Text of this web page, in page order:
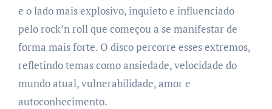
e o lado mais explosivo, inquieto e influenciado
pelo rock’n roll que começou a se manifestar de
forma mais forte. O disco percorre esses extremos,
refletindo temas como ansiedade, velocidade do
mundo atual, vulnerabilidade, amor e
autoconhecimento.